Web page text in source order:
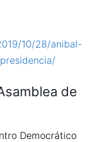
10/28/anibal-
de
Democrático